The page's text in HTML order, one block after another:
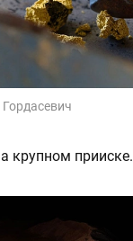
крупном прииске.